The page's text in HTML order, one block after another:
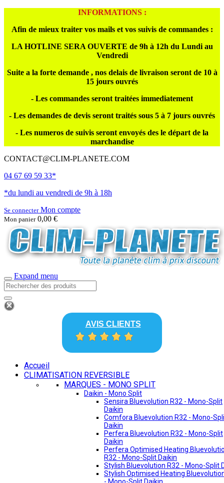
INFORMATIONS :
Afin de mieux traiter vos mails et vos suivis de commandes :
LA HOTLINE SERA OUVERTE de 9h à 12h du Lundi au
Vendredi
Suite a la forte demande , nos delais de livraison seront de 10 à
15 jours ouvrés
- Les commandes seront traitées immediatement
- Les demandes de devis seront traités sous 5 à 7 jours ouvrés
- Les numeros de suivis seront envoyés des le départ de la
marchandise
CONTACT@CLIM-PLANETE.COM
04 67 69 59 33*
*du lundi au vendredi de 9h à 18h
Se connecterMon compte
Mon panier 0,00 €
Expand menu
AVIS CLIENTS
Accueil
CLIMATISATION REVERSIBLE
MARQUES - MONO SPLIT
Daikin - Mono Split
Sensira Bluevolution R32 - Mono-Split
Daikin
Comfora Bluevolution R32 - Mono-
Daikin
Perfera Bluevolution R32 - Mono-Split
Daikin
Perfera Optimised Heating
R32 - Mono-Split Daikin
Stylish Bluevolution R32 - Mono-Split
Stylish Optimised Heating